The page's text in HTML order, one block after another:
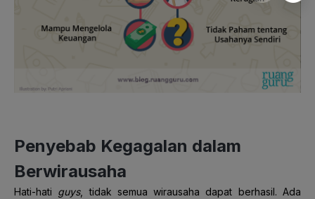
Penyebab Kegagalan dalam
Berwirausaha
Hati-hati guys, tidak semua wirausaha dapat berhasil. Ada